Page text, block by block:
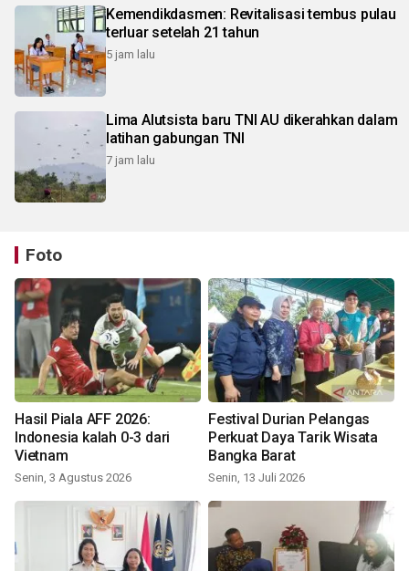
Kemendikdasmen: Revitalisasi tembus pulau
terluar setelah 21 tahun
5 jam lalu
Lima Alutsista baru TNI AU dikerahkan dalam
latihan gabungan TNI
7 jam lalu
Foto
Hasil Piala AFF 2026:
Indonesia kalah 0-3 dari
Vietnam
Senin, 3 Agustus 2026
Festival Durian Pelangas
Perkuat Daya Tarik Wisata
Bangka Barat
Senin, 13 Juli 2026